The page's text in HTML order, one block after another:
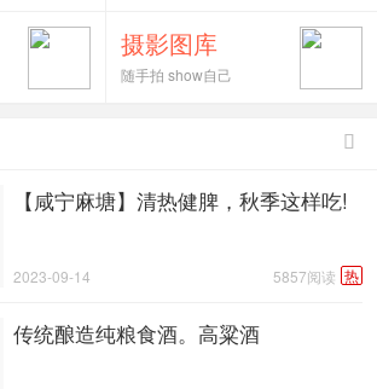
签到记录贴
食酒。高粱酒
因企业信誉受到市场关注
摄影图库
随手拍 show自己

【咸宁麻塘】清热健脾，秋季这样吃!
热
5857阅读
2023-09-14
传统酿造纯粮食酒。高粱酒